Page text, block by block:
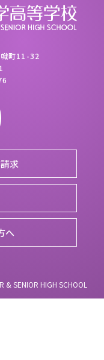
町11-32
求
へ
SENIOR HIGH SCHOOL